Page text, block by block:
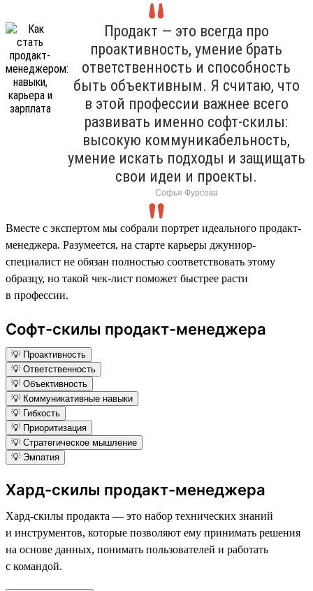
Продакт — это всегда про
проактивность, умение брать
ответственность и способность
быть объективным. Я считаю, что
в этой профессии важнее всего
развивать именно софт-скилы:
высокую коммуникабельность,
умение искать подходы и защищать
свои идеи и проекты.
Софья Фурсова
Вместе с экспертом мы собрали портрет идеального продакт-
менеджера. Разумеется, на старте карьеры джуниор-
специалист не обязан полностью соответствовать этому
образцу, но такой чек-лист поможет быстрее расти
в профессии.
Софт-скилы продакт-менеджера
💡 Проактивность
💡 Ответственность
💡 Объективность
💡 Коммуникативные навыки
💡 Гибкость
💡 Приоритизация
💡 Стратегическое мышление
💡 Эмпатия
Хард-скилы продакт-менеджера
Хард-скилы продакта — это набор технических знаний
и инструментов, которые позволяют ему принимать решения
на основе данных, понимать пользователей и работать
с командой.